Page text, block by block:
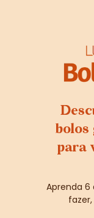
bolos
para
Aprenda 6